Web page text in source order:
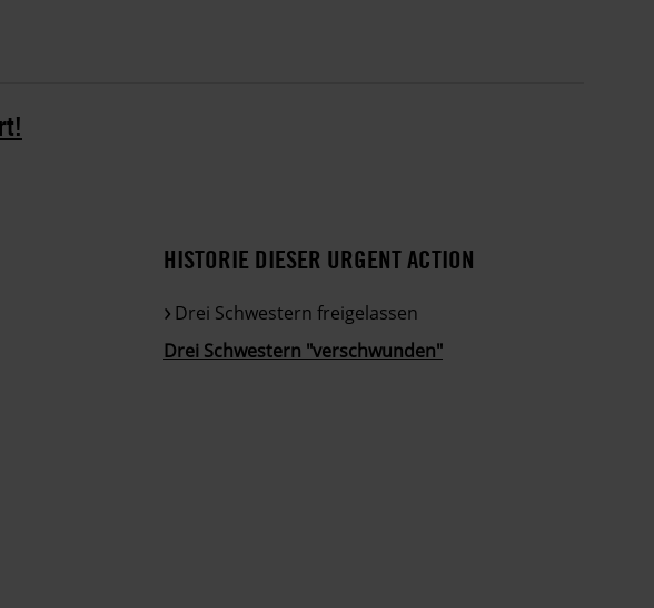
HISTORIE DIESER URGENT ACTION
Drei Schwestern freigelassen
Drei Schwestern "verschwunden"